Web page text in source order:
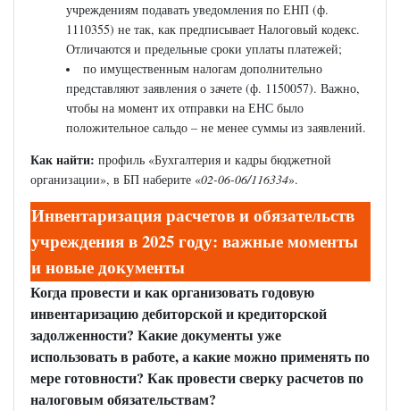
учреждениям подавать уведомления по ЕНП (ф.
1110355) не так, как предписывает Налоговый кодекс.
Отличаются и предельные сроки уплаты платежей;
по имущественным налогам дополнительно
представляют заявления о зачете (ф. 1150057). Важно,
чтобы на момент их отправки на ЕНС было
положительное сальдо – не менее суммы из заявлений.
Как найти: профиль «Бухгалтерия и кадры бюджетной
организации», в БП наберите «02-06-06/116334».
Инвентаризация расчетов и обязательств
учреждения в 2025 году: важные моменты
и новые документы
Когда провести и как организовать годовую
инвентаризацию дебиторской и кредиторской
задолженности? Какие документы уже
использовать в работе, а какие можно применять по
мере готовности? Как провести сверку расчетов по
налоговым обязательствам?